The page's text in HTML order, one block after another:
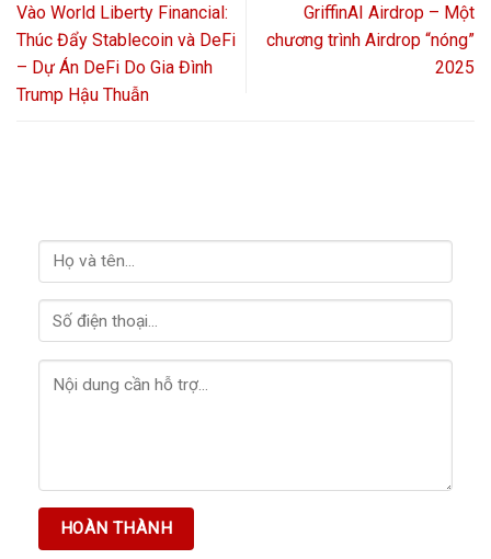
Vào World Liberty Financial:
Thúc Đẩy Stablecoin và DeFi
– Dự Án DeFi Do Gia Đình
Trump Hậu Thuẫn
GriffinAI Airdrop – Một
chương trình Airdrop “nóng”
2025